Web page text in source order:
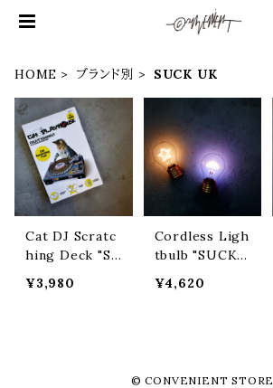
HOME ブランド別 SUCK UK
Cat DJ Scratc
hing Deck "S
クユーケー"
¥3,980
Cordless Ligh
tbulb "SUCK
ケー"
¥4,620
© CONVENIENT STORE